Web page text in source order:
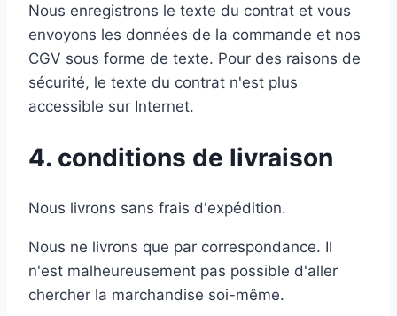
Nous enregistrons le texte du contrat et vous
envoyons les données de la commande et nos
CGV sous forme de texte. Pour des raisons de
sécurité, le texte du contrat n'est plus
accessible sur Internet.
4. conditions de livraison
Nous livrons sans frais d'expédition.
Nous ne livrons que par correspondance. Il
n'est malheureusement pas possible d'aller
chercher la marchandise soi-même.